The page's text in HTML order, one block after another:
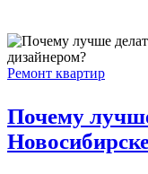
Ремонт квартир
Почему